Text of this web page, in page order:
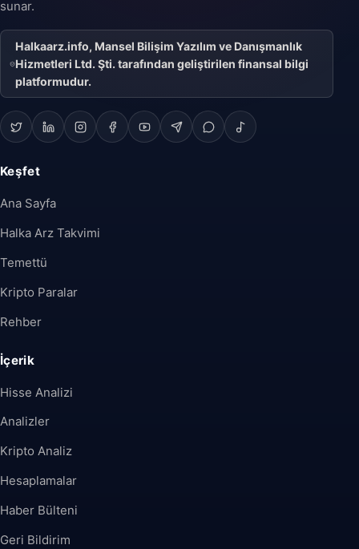
sunar.
Halkaarz.info, Mansel Bilişim Yazılım ve Danışmanlık
Hizmetleri Ltd. Şti. tarafından geliştirilen finansal bilgi
platformudur.
Keşfet
Ana Sayfa
Halka Arz Takvimi
Temettü
Kripto Paralar
Rehber
İçerik
Hisse Analizi
Analizler
Kripto Analiz
Hesaplamalar
Haber Bülteni
Geri Bildirim